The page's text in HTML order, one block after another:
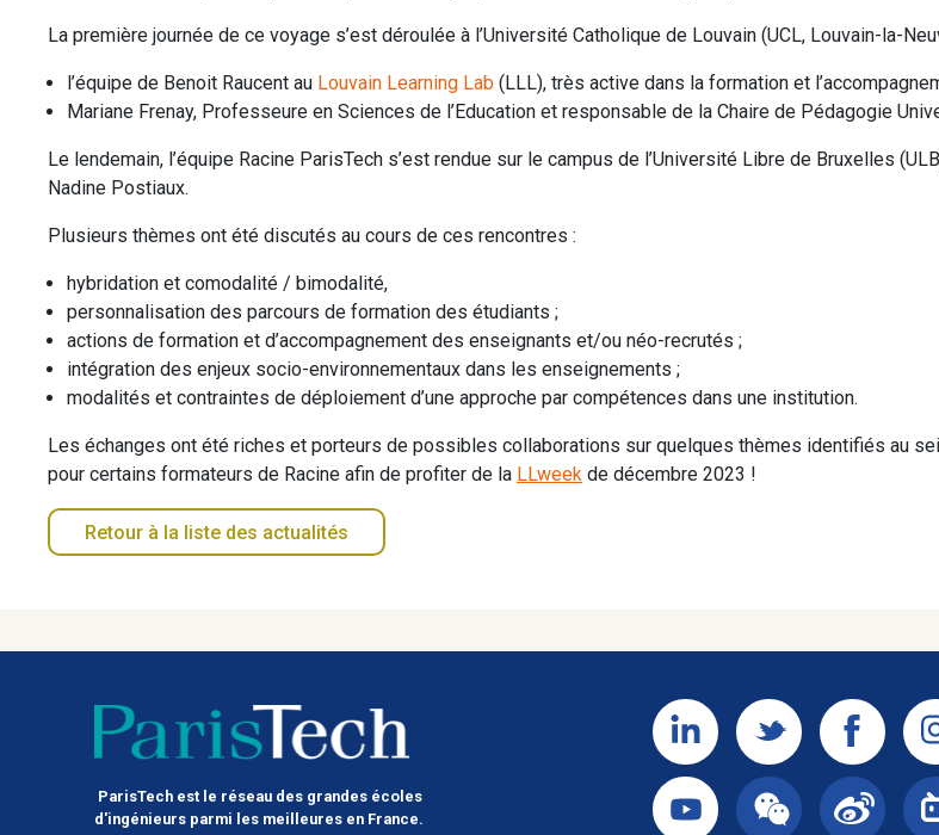
La première journée de ce voyage s’est déroulée à l’Université Catholique de Louvain (UCL, Louvain-la-
l’équipe de Benoit Raucent au Louvain Learning Lab (LLL), très active dans la formation et
Mariane Frenay, Professeure en Sciences de l’Education et responsable de la Chaire de Pédagogie
Le lendemain, l’équipe Racine ParisTech s’est rendue sur le campus de l’Université Libre de Bruxelles
Nadine Postiaux.
Plusieurs thèmes ont été discutés au cours de ces rencontres :
hybridation et comodalité / bimodalité,
personnalisation des parcours de formation des étudiants ;
actions de formation et d’accompagnement des enseignants et/ou néo-recrutés ;
intégration des enjeux socio-environnementaux dans les enseignements ;
modalités et contraintes de déploiement d’une approche par compétences dans une institution.
Les échanges ont été riches et porteurs de possibles collaborations sur quelques thèmes identifiés au
pour certains formateurs de Racine afin de profiter de la LLweek de décembre 2023 !
Retour à la liste des actualités
ParisTech est le réseau des grandes écoles
d'ingénieurs parmi les meilleures en France.